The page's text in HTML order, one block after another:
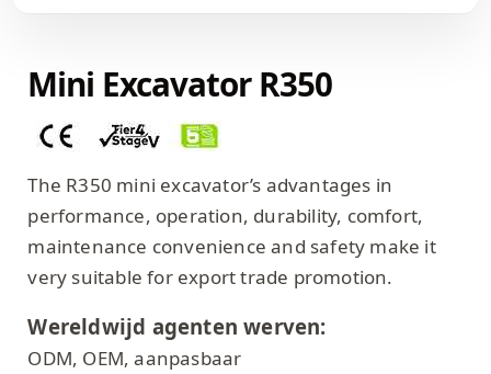
Mini Excavator R350
The R350 mini excavator’s advantages in
performance, operation, durability, comfort,
maintenance convenience and safety make it
very suitable for export trade promotion.
Wereldwijd agenten werven:
ODM, OEM, aanpasbaar